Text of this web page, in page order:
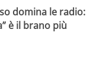
domina le radio:
è il brano più